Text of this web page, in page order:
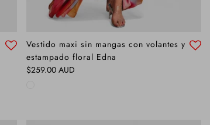
Vestido maxi sin mangas con volantes y
estampado floral Edna
Precio normal
$259.00 AUD